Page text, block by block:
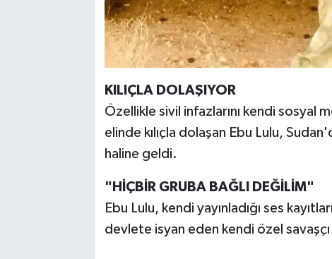
KILIÇLA DOLAŞIYOR
Özellikle sivil infazlarını kendi sosyal
elinde kılıçla dolaşan Ebu Lulu,
haline geldi.
"HİÇBİR GRUBA BAĞLI DEĞİLİM"
Ebu Lulu, kendi yayınladığı ses
devlete isyan eden kendi özel